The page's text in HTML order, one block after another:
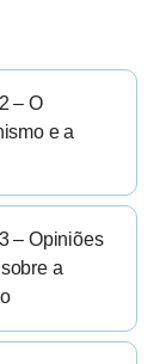
– O
e a
– Opiniões
a